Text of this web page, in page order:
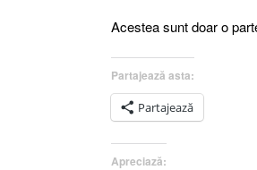
Acestea sunt doar o
Partajează asta:
Partajează
Apreciază: